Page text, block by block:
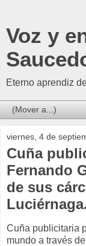
Voz y
Eterno aprendiz
viernes, 4 de
Cuña
Fernando
de sus
Luciérnaga.
Cuña publicitaria
mundo a través